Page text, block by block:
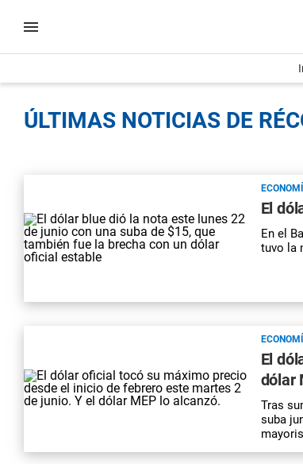
ÚLTIMAS NOTICIAS DE
El
En el
tuvo la
El
dólar
Tras
suba